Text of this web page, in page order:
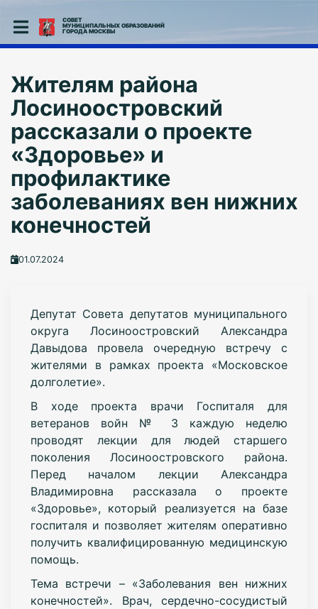
СОВЕТ
МУНИЦИПАЛЬНЫХ ОБРАЗОВАНИЙ
ГОРОДА МОСКВЫ
Жителям района
Лосиноостровский
рассказали о проекте
«Здоровье» и
профилактике
заболеваниях вен нижних
конечностей
01.07.2024
Депутат Совета депутатов муниципального
округа Лосиноостровский Александра
Давыдова провела очередную встречу с
жителями в рамках проекта «Московское
долголетие».
В ходе проекта врачи Госпиталя для
ветеранов войн № 3 каждую неделю
проводят лекции для людей старшего
поколения Лосиноостровского района.
Перед началом лекции Александра
Владимировна рассказала о проекте
«Здоровье», который реализуется на базе
госпиталя и позволяет жителям оперативно
получить квалифицированную медицинскую
помощь.
Тема встречи – «Заболевания вен нижних
конечностей». Врач, сердечно-сосудистый